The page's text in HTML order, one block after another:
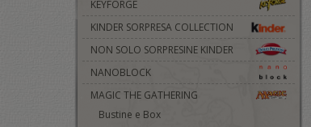
KEYFORGE
KINDER SORPRESA COLLECTION
NON SOLO SORPRESINE KINDER
NANOBLOCK
MAGIC THE GATHERING
Bustine e Box